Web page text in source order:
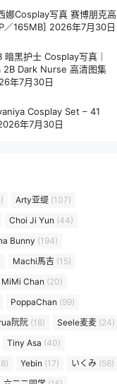
娜Cosplay写真 赛博朋克高
／165MB] 2026年7月30日
黑护士 Cosplay写真｜
Dark Nurse 高清图集
年7月30日
Cosplay Set – 41
年7月30日
Arty亚缇 (107)
Choi Ji Yun (44)
Bunny (194)
Machi馬吉 (15)
MiMi Chan (20)
PoppaChan (99)
rua阮阮 (18) Seele麦麦 (24)
Tiny Asa (40)
Yebin (17) いくみ (56)